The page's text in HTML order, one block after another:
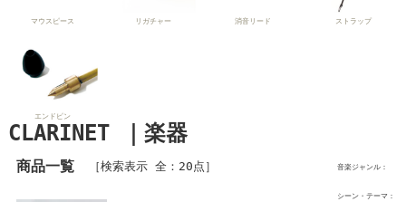
マウスピース リガチャー 消音リード ストラップ
エンドピン
CLARINET ｜楽器
音楽ジャンル：
シーン・テーマ：
商品一覧 ［検索表示 全：20点］